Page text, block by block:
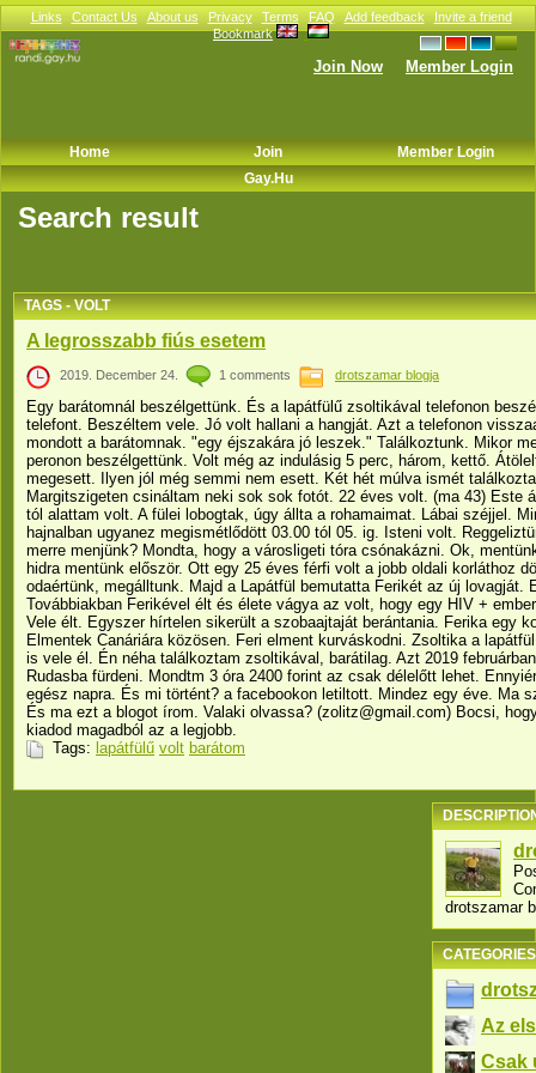
Links Contact Us About us Privacy Terms FAQ Add feedback
Invite a friend
Bookmark
Join Now Member Login
Home Join
Member Login
Gay.hu
Search result
TAGS - VOLT
A legrosszabb fiús esetem
2019. December 24. 1 comments drotszamar blogja
Egy barátomnál beszélgettünk. És a lapátfülű zsoltikával telefonon
telefont. Beszéltem vele. Jó volt hallani a hangját. Azt a telefonon
mondott a barátomnak. "egy éjszakára jó leszek." Találkoztunk. Mikor
peronon beszélgettünk. Volt még az indulásig 5 perc, három, kettő.
megesett. Ilyen jól még semmi nem esett. Két hét múlva ismét
Margitszigeten csináltam neki sok sok fotót. 22 éves volt. (ma 43) Este
tól alattam volt. A fülei lobogtak, úgy állta a rohamaimat. Lábai széjjel.
hajnalban ugyanez megismétlődött 03.00 tól 05. ig. Isteni volt.
merre menjünk? Mondta, hogy a városligeti tóra csónakázni. Ok,
hidra mentünk először. Ott egy 25 éves férfi volt a jobb oldali korláthoz
odaértünk, megálltunk. Majd a Lapátfül bemutatta Ferikét az új lovagját.
Továbbiakban Ferikével élt és élete vágya az volt, hogy egy HIV +
Vele élt. Egyszer hírtelen sikerült a szobaajtaját berántania. Ferika egy
Elmentek Canáriára közösen. Feri elment kurváskodni. Zsoltika a
is vele él. Én néha találkoztam zsoltikával, barátilag. Azt 2019
Rudasba fürdeni. Mondtm 3 óra 2400 forint az csak délelőtt lehet.
egész napra. És mi történt? a facebookon letiltott. Mindez egy éve. Ma
És ma ezt a blogot írom. Valaki olvassa? (zolitz@gmail.com) Bocsi,
kiadod magadból az a legjobb.
Tags: lapátfülű volt barátom
drotszamar
CATEGORIES
Az
Csak